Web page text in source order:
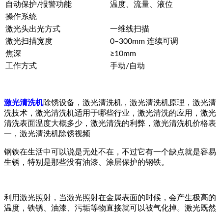
自动保护/报警功能
温度、流量、液位
操作系统
激光头出光方式
一维线扫描
激光扫描宽度
0–300mm 连续可调
焦深
≥10mm
工作方式
手动/自动
激光清洗机除锈设备，激光清洗机，激光清洗机原理，激光清
洗技术，激光清洗机适用于哪些行业，激光清洗的应用，激光
清洗表面温度大概多少，激光清洗的利弊，激光清洗机价格表
一，激光清洗机除锈视频
钢铁在生活中可以说是无处不在，不过它有一个缺点就是容易
生锈，特别是那些没有油漆、涂层保护的钢铁。
利用激光照射，当激光照射在金属表面的时候，会产生极高的
温度，铁锈、油漆、污垢等物直接就可以被气化掉。激光既然